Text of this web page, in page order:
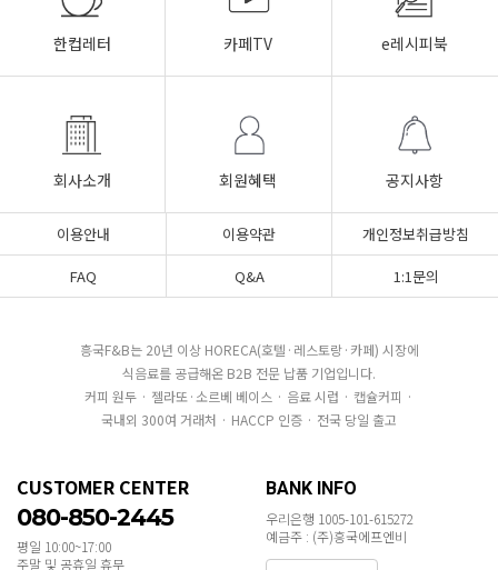
한컵레터 카페TV e레시피북
회사소개 회원혜택 공지사항
이용안내 이용약관
개인정보취급방침
FAQ
Q&A 1:1문의
흥국F&B는 20년 이상 HORECA(호텔·레스토랑·카페) 시장에
식음료를 공급해온 B2B 전문 납품 기업입니다.
커피 원두 · 젤라또·소르베 베이스 · 음료 시럽 · 캡슐커피 ·
국내외 300여 거래처 · HACCP 인증 · 전국 당일 출고
CUSTOMER CENTER
080-850-2445
평일 10:00~17:00
주말 및 공휴일 휴무
BANK INFO
우리은행 1005-101-615272
예금주 : (주)흥국에프엔비